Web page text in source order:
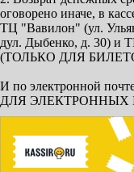
оговорено иначе, в
ТЦ "Вавилон" (ул.
дул. Дыбенко, д. 30) и
(ТОЛЬКО ДЛЯ
И по электронной
ДЛЯ ЭЛЕКТРОННЫХ